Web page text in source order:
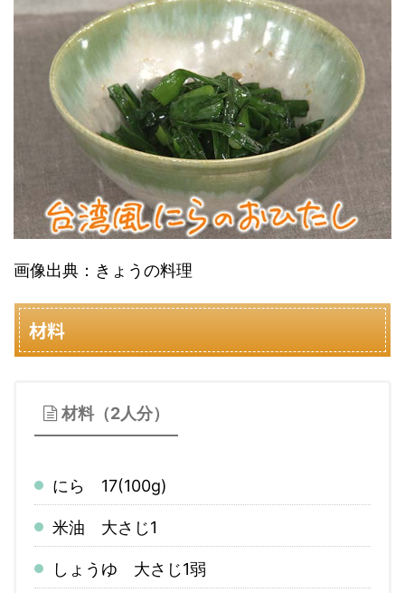
画像出典：きょうの料理
材料
材料（2人分）
にら 17(100g)
米油 大さじ1
しょうゆ 大さじ1弱